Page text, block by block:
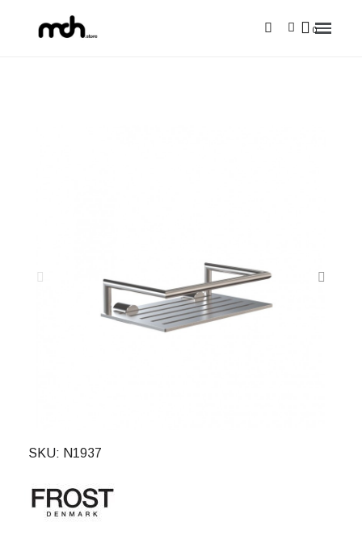
SKU N1937